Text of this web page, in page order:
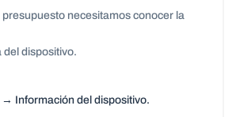
necesitamos conocer la
del dispositivo.
Información del dispositivo.